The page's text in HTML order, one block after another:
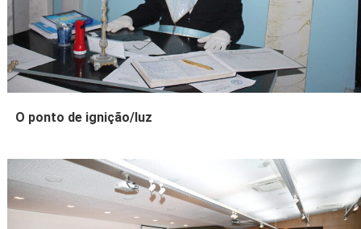
O ponto de ignição/luz